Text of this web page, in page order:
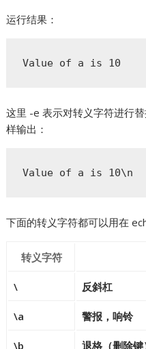
运行结果：
Value of a is 10
这里 -e 表示对转义字符进行
样输出：
Value of a is 10\n
下面的转义字符都可以用在
转义字符
\ 反斜杠
\a 警报，响铃
\b 退格（删除键